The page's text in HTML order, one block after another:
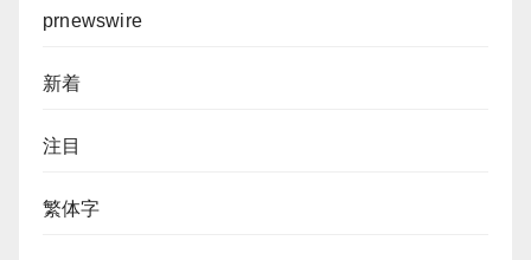
prnewswire
新着
注目
繁体字